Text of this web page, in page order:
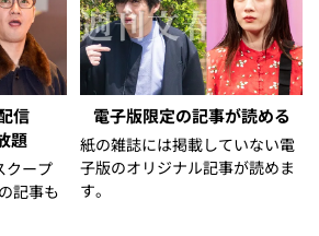
信
題
クープ
記事も
電子版限定の記事が読める
紙の雑誌には掲載していない電
子版のオリジナル記事が読めま
す。